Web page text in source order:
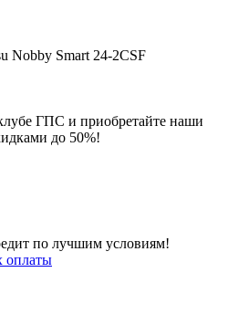
Nobby Smart 24-2CSF
ГПС и приобретайте наши
до 50%!
по лучшим условиям!
оплаты